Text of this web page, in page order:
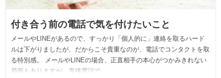
付き合う前の電話で気を付けたいこと
メールやLINEがあるので、すっかり「個人的に」連絡を取るハード
ルは下がりましたが、だからこそ貴重なのが、電話でコンタクトを取
る特別感。 メールやLINEの場合、正直相手の本心がつかみきれない
局面もありますが、直接電話で…